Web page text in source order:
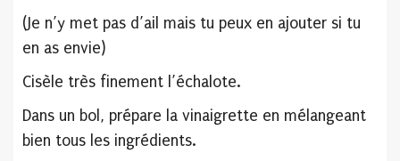
(Je n’y met pas d’ail mais tu peux en ajouter si tu
en as envie)
Cisèle très finement l’échalote.
Dans un bol, prépare la vinaigrette en mélangeant
bien tous les ingrédients.